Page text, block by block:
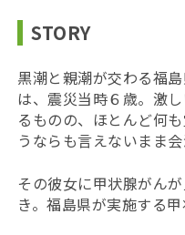
STORY
黒潮と親潮が交わる福
は、震災当時６歳。激
るものの、ほとんど何
うならも言えないまま会
その彼女に甲状腺がん
き。福島県が実施する